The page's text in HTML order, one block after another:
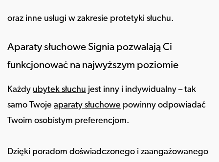
oraz inne usługi w zakresie protetyki słuchu.
Aparaty słuchowe Signia pozwalają Ci
funkcjonować na najwyższym poziomie
Każdy ubytek słuchu jest inny i indywidualny – tak
samo Twoje aparaty słuchowe powinny odpowiadać
Twoim osobistym preferencjom.
Dzięki poradom doświadczonego i zaangażowanego